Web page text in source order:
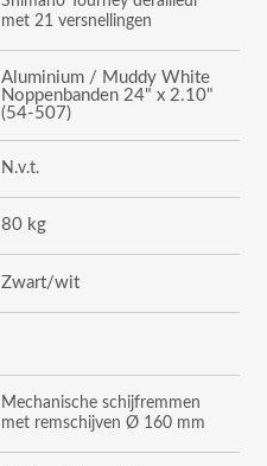
met 21 versnellingen
Aluminium / Muddy White
Noppenbanden 24" x 2.10"
(54-507)
N.v.t.
80 kg
Zwart/wit
Mechanische schijfremmen
met remschijven Ø 160 mm